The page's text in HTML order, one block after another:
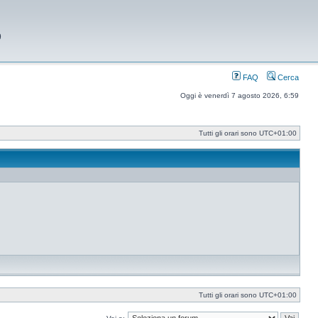
FAQ Cerca
Oggi è venerdì 7 agosto 2026, 6:59
Tutti gli orari sono UTC+01:00
Tutti gli orari sono UTC+01:00